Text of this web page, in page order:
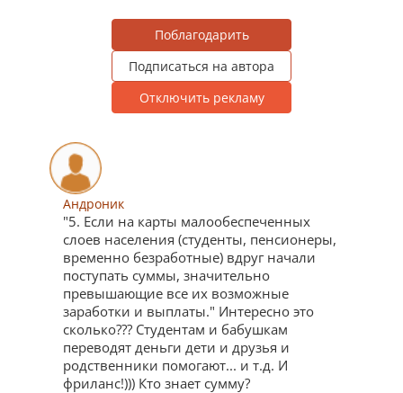
Поблагодарить
Подписаться на автора
Отключить рекламу
Андроник
"5. Если на карты малообеспеченных
слоев населения (студенты, пенсионеры,
временно безработные) вдруг начали
поступать суммы, значительно
превышающие все их возможные
заработки и выплаты." Интересно это
сколько??? Студентам и бабушкам
переводят деньги дети и друзья и
родственники помогают... и т.д. И
фриланс!))) Кто знает сумму?